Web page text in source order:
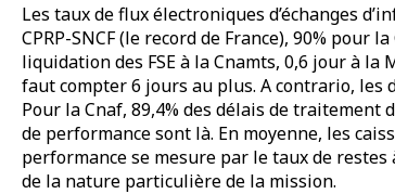
Les taux de flux électroniques d’échanges
CPRP-SNCF (le record de France), 90%
liquidation des FSE à la Cnamts, 0,6 jour à
faut compter 6 jours au plus. A contrario, les
Pour la Cnaf, 89,4% des délais de traitement
de performance sont là. En moyenne, les
performance se mesure par le taux de
de la nature particulière de la mission.